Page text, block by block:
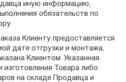
иную информацию,
обязательств по
Клиенту предоставляется
дате отгрузки и монтажа,
Клиентом. Указанная
изготовления Товара либо
на складе Продавца и